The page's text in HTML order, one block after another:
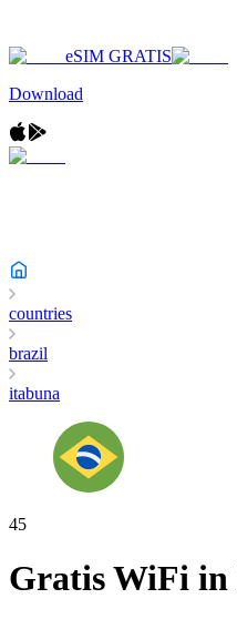
eSIM GRATIS
Download
countries
brazil
itabuna
45
Gratis WiFi in